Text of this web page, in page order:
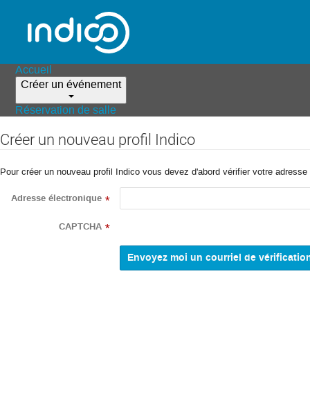
Accueil
Créer un événement
Réservation de salle
Créer un nouveau profil Indico
Pour créer un nouveau profil Indico vous devez d'abord vérifier votre
Adresse électronique *
CAPTCHA *